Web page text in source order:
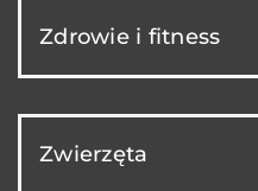
Zdrowie i fitness
Zwierzęta